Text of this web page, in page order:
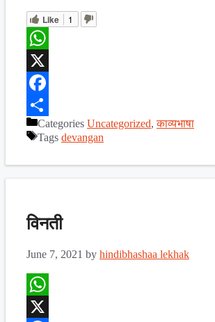
Like 1
WhatsApp
X
Facebook
ShareCategories Uncategorized,काव्यभाषा
Tags devangan
विनती
June 7, 2021 by hindibhashaa lekhak
WhatsApp